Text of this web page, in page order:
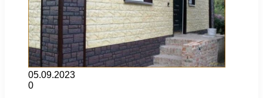
05.09.2023
0